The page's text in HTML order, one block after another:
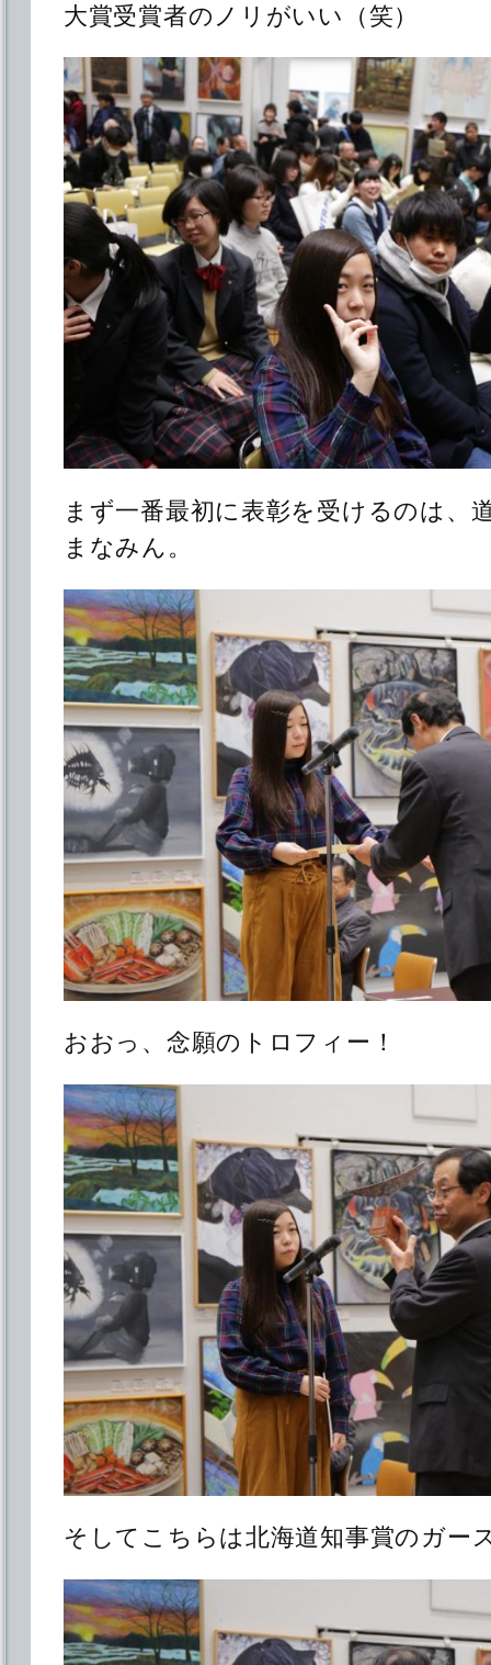
大賞受賞者のノリがいい（笑）
まず一番最初に表彰を受けるのは、
まなみん。
おおっ、念願のトロフィー！
そしてこちらは北海道知事賞のガー